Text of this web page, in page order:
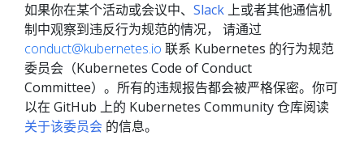
如果你在某个活动或会议中、 Slack 上或者其他通信机
制中观察到违反行为规范的情况， 请通过
conduct@kubernetes.io 联系 Kubernetes 的行为规范
委员会（Kubernetes Code of Conduct
Committee）。所有的违规报告都会被严格保密。你可
以在 GitHub 上的 Kubernetes Community 仓库阅读
关于该委员会 的信息。